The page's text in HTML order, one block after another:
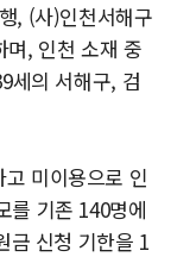
, (사)인천서해구
며, 인천 소재 중
세의 서해구, 검
미이용으로 인
를 기존 140명에
금 신청 기한을 1